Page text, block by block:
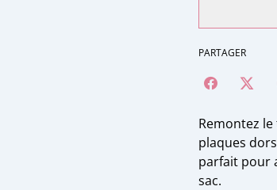
PARTAGER
Remontez
plaques
parfait pour
sac.